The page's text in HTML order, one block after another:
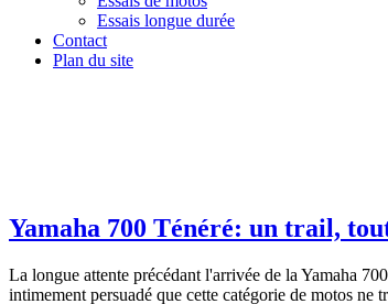
Essais longue durée
Contact
Plan du site
Yamaha 700 Ténéré: un trail,
La longue attente précédant l'arrivée de la Yamaha
intimement persuadé que cette catégorie de motos ne